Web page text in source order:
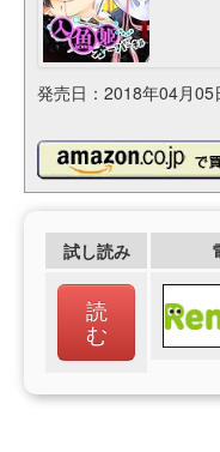
発売日：2018年04月05
試し読み
読
む